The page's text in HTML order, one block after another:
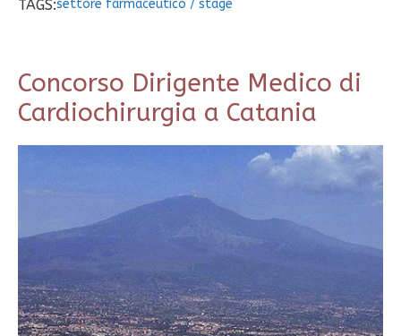
TAGS:settore farmaceutico / stage
Concorso Dirigente Medico di
Cardiochirurgia a Catania